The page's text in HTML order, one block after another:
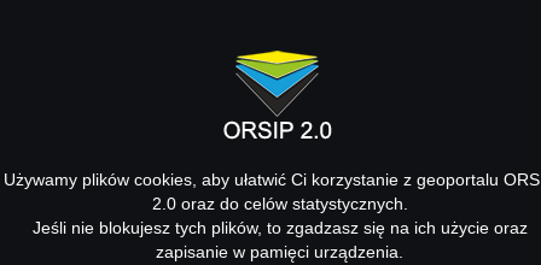
Używamy plików cookies, aby ułatwić Ci korzystanie z geoportalu
2.0 oraz do celów statystycznych.
Jeśli nie blokujesz tych plików, to zgadzasz się na ich użycie oraz
zapisanie w pamięci urządzenia.